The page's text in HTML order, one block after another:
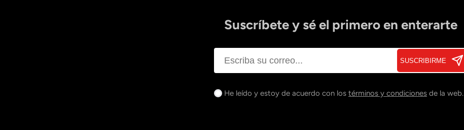
Suscríbete y sé el primero en enterarte
SUSCRIBIRME
He leído y estoy de acuerdo con los términos y condiciones de la web.